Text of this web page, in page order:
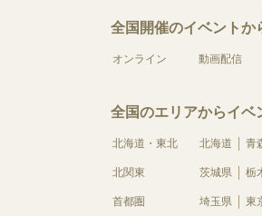
全国開催のイベントか
オンライン 動画配信
全国のエリアからイベ
北海道・東北 北海道 青
北関東 茨城県 栃
首都圏 埼玉県 東